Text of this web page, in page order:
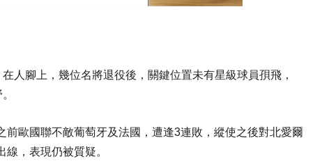
人腳上，幾位名將退役後，關鍵位置未有星級球員孭飛，
歐國聯不敵葡萄牙及法國，遭逢3連敗，縱使之後對北愛爾
，表現仍被質疑。